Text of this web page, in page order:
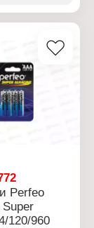
в упаковке: 5
Perfeo
Super
120/960